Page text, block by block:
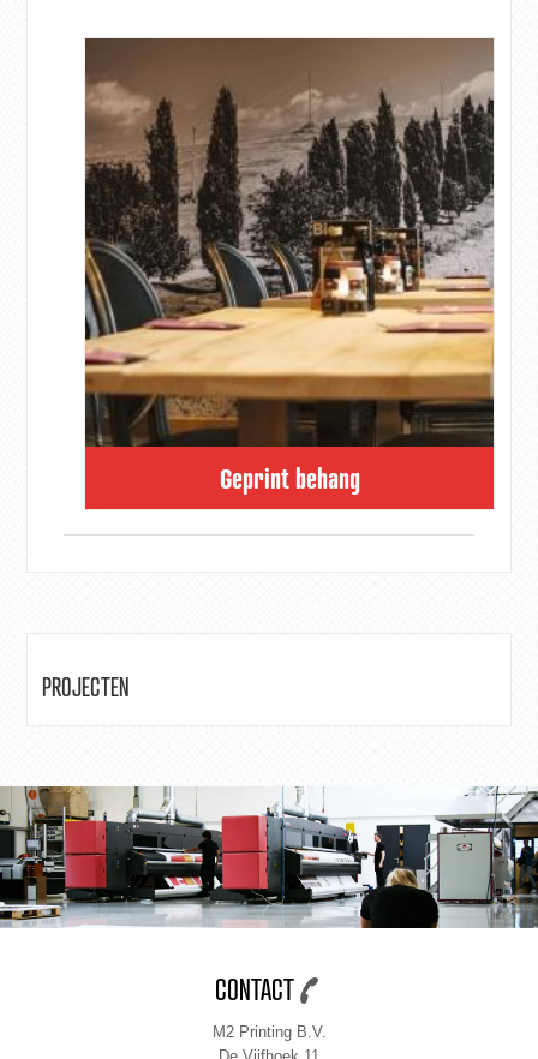
Geprint behang
PROJECTEN
CONTACT
M2 Printing B.V.